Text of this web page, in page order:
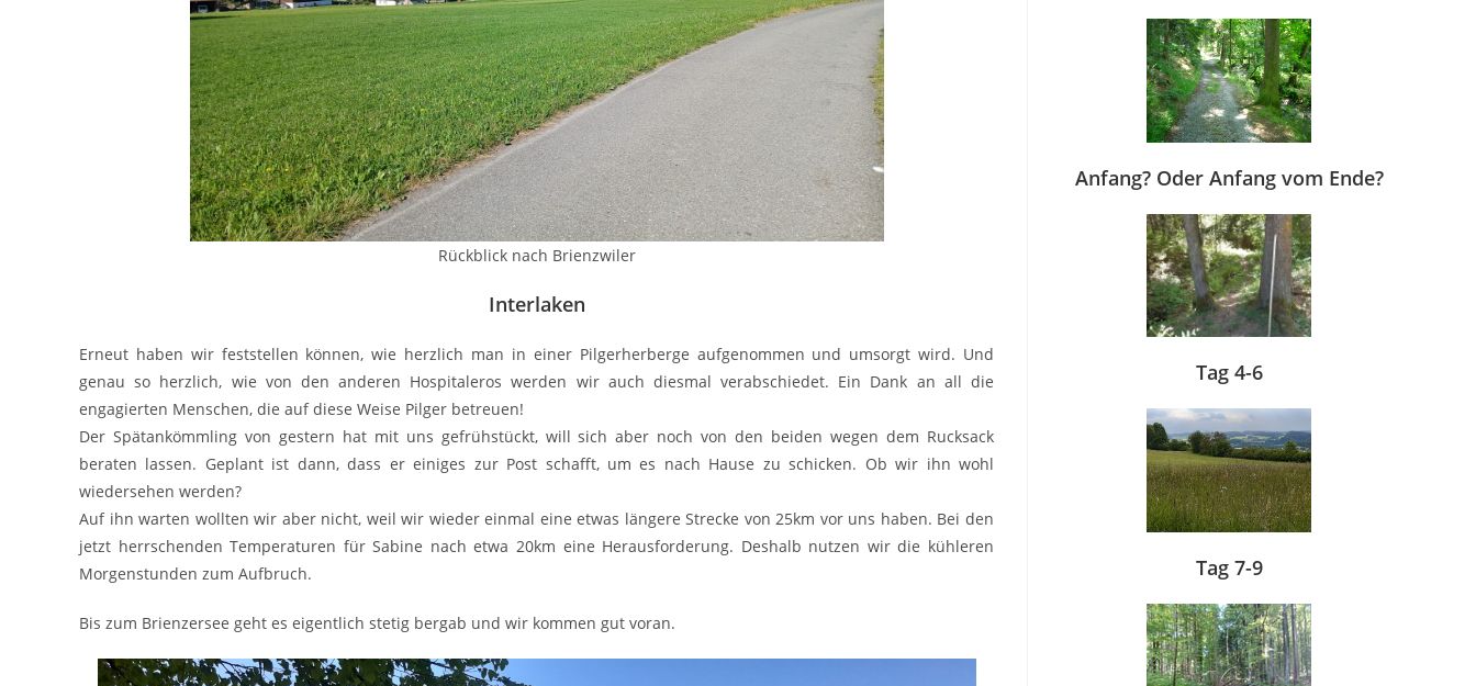
Rückblick nach Brienzwiler
Interlaken
Erneut haben wir feststellen können, wie herzlich man in einer Pilgerherberge aufgenommen und umsorgt wird. Und
genau so herzlich, wie von den anderen Hospitaleros werden wir auch diesmal verabschiedet. Ein Dank an all die
engagierten Menschen, die auf diese Weise Pilger betreuen!
Der Spätankömmling von gestern hat mit uns gefrühstückt, will sich aber noch von den beiden wegen dem Rucksack
beraten lassen. Geplant ist dann, dass er einiges zur Post schafft, um es nach Hause zu schicken. Ob wir ihn wohl
wiedersehen werden?
Auf ihn warten wollten wir aber nicht, weil wir wieder einmal eine etwas längere Strecke von 25km vor uns haben. Bei den
jetzt herrschenden Temperaturen für Sabine nach etwa 20km eine Herausforderung. Deshalb nutzen wir die kühleren
Morgenstunden zum Aufbruch.
Bis zum Brienzersee geht es eigentlich stetig bergab und wir kommen gut voran.
Anfang? Oder Anfang vom Ende?
Tag 4-6
Tag 7-9